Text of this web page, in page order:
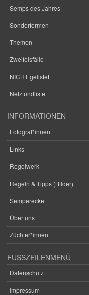
Semps des Jahres
Sonderformen
Themen
Zweifelsfälle
NICHT gelistet
Netzfundliste
INFORMATIONEN
Fotograf*innen
Links
Regelwerk
Regeln & Tipps (Bilder)
Semperecke
Über uns
Züchter*innen
FUSSZEILENMENÜ
Datenschutz
Impressum